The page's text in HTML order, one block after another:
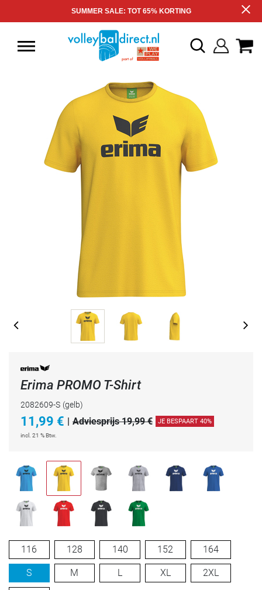
SUMMER SALE: TOT 65% KORTING
Erima PROMO T-Shirt
2082609-S (gelb)
11,99 € | Adviesprijs 19,99 € JE BESPAART 40%
incl. 21 % Btw.
116 128 140 152 164
S M L XL 2XL